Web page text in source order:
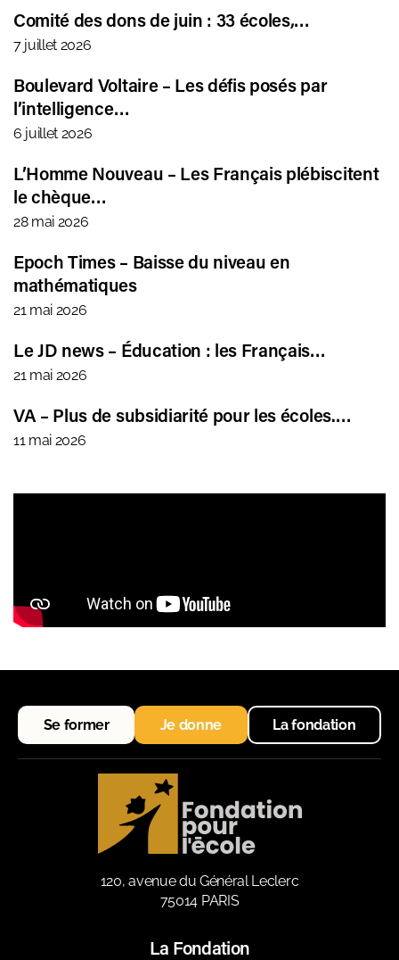
Comité des dons de juin : 33 écoles,…
7 juillet 2026
Boulevard Voltaire – Les défis posés par
l’intelligence…
6 juillet 2026
L’Homme Nouveau – Les Français plébiscitent
le chèque…
28 mai 2026
Epoch Times – Baisse du niveau en
mathématiques
21 mai 2026
Le JD news – Éducation : les Français…
21 mai 2026
VA – Plus de subsidiarité pour les écoles.…
11 mai 2026
Se former Je donne La fondation
120, avenue du Général Leclerc
75014 PARIS
La Fondation